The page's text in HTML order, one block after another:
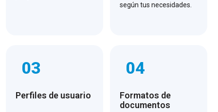
según tus necesidades.
03
Perfiles de usuario
04
Formatos de
documentos